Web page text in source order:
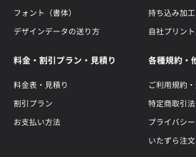
フォント（書体）
デザインデータの送り方
持ち込み加工
自社プリン
料金・割引プラン・見積り
料金表・見積り
割引プラン
お支払い方法
各種規約・
ご利用規約
特定商取引
プライバシ
いたずら注